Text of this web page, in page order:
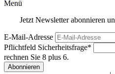
Menü
Jetzt Newsletter abonnieren
E-Mail-Adresse
Pflichtfeld Sicherheitsfrage*
rechnen Sie 8 plus 6.
Abonnieren